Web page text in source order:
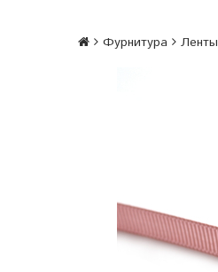
Фурнитура Ленты